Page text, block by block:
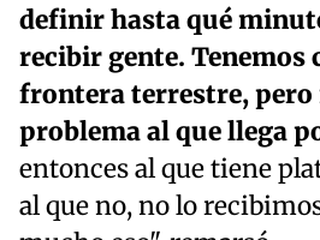
definir hasta qué
recibir gente. Tenemos
frontera terrestre, pero
problema al que llega
entonces al que tiene
al que no, no lo